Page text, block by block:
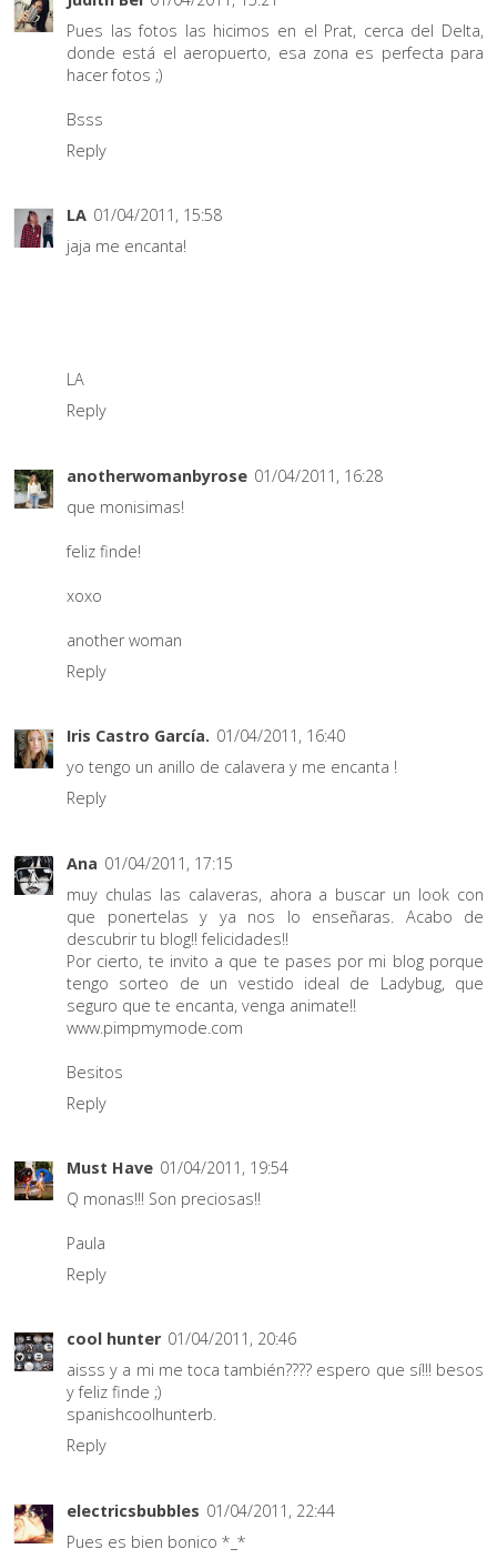
Pues las fotos las hicimos en el Prat, cerca del Delta,
donde está el aeropuerto, esa zona es perfecta para
hacer fotos ;)
Bsss
Reply
LA 01/04/2011, 15:58
jaja me encanta!
LA
Reply
anotherwomanbyrose 01/04/2011, 16:28
que monisimas!
feliz finde!
xoxo
another woman
Reply
Iris Castro García. 01/04/2011, 16:40
yo tengo un anillo de calavera y me encanta !
Reply
Ana 01/04/2011, 17:15
muy chulas las calaveras, ahora a buscar un look con
que ponertelas y ya nos lo enseñaras. Acabo de
descubrir tu blog!! felicidades!!
Por cierto, te invito a que te pases por mi blog porque
tengo sorteo de un vestido ideal de Ladybug, que
seguro que te encanta, venga animate!!
www.pimpmymode.com
Besitos
Reply
Must Have 01/04/2011, 19:54
Q monas!!! Son preciosas!!
Paula
Reply
cool hunter 01/04/2011, 20:46
aisss y a mi me toca también???? espero que sí!!! besos
y feliz finde ;)
spanishcoolhunterb.
Reply
electricsbubbles 01/04/2011, 22:44
Pues es bien bonico *_*